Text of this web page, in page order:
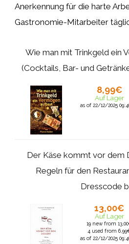
Anerkennung für die harte
Gastronomie-Mitarbeiter
Wie man mit Trinkgeld ein
(Cocktails, Bar- und
8,99€
Auf Lager
as of 22/12/2025
Der Käse kommt vor dem
Regeln für den
Dresscode
13,00€
Auf Lager
19 new from
4 used from
as of 22/12/2025